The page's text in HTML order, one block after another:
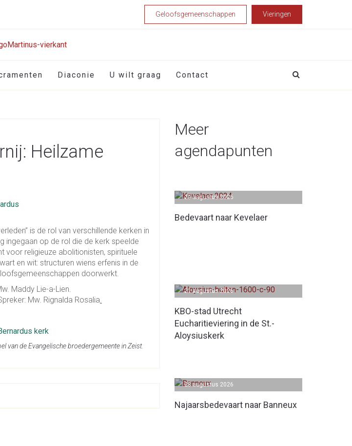
Geloofsgemeenschappen Vieringen
Diaconie U wilt graag Contact
Heilzame
is de rol van verschillende kerken in
ingegaan op de rol die de kerk speelde
voor religieuze abolitionisten, spirituele
en wit: structuren wiens erfenis in de
doorwerkt.
Maddy Lie-a-Lien.
Mw. Rignalda Rosalia.
kerk
van de Evangelische broedergemeente in Zeist.
Meer
agendapunten
Bedevaart naar Kevelaer
20 augustus 2026
KBO-stad Utrecht
Eucharitieviering in de St.-
Aloysiuskerk
21 augustus 2026
Najaarsbedevaart naar Banneux
28 augustus 2026